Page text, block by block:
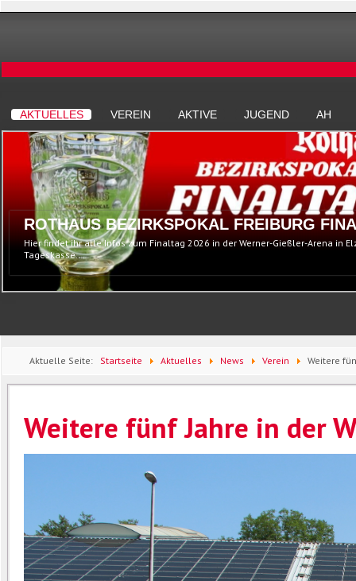
AKTUELLES VEREIN AKTIVE JUGEND AH
ROTHAUS BEZIRKSPOKAL FREIBURG
Hier findet ihr alle Infos zum Finaltag 2026 in der Werner-Gießler-Arena in
Tageskasse...
Aktuelle Seite: Startseite Aktuelles News Verein Weitere
Weitere fünf Jahre in der